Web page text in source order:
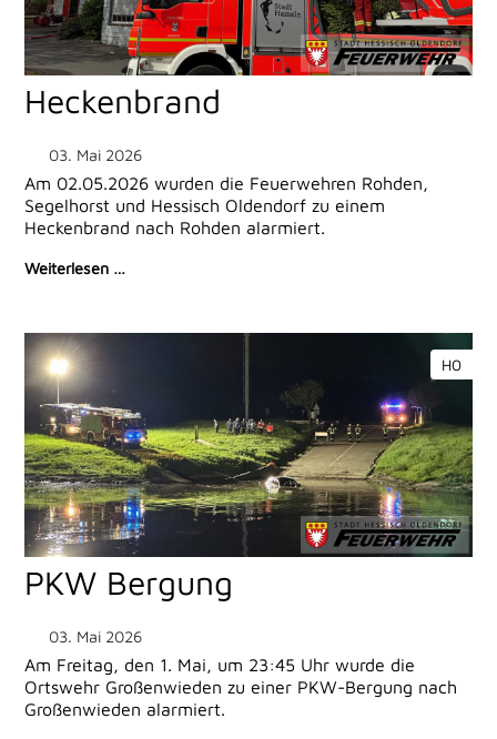
Heckenbrand
03. Mai 2026
Am 02.05.2026 wurden die Feuerwehren Rohden,
Segelhorst und Hessisch Oldendorf zu einem
Heckenbrand nach Rohden alarmiert.
Weiterlesen …
H0
PKW Bergung
03. Mai 2026
Am Freitag, den 1. Mai, um 23:45 Uhr wurde die
Ortswehr Großenwieden zu einer PKW-Bergung nach
Großenwieden alarmiert.